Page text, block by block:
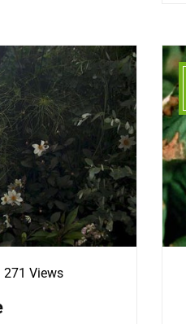
271 Views